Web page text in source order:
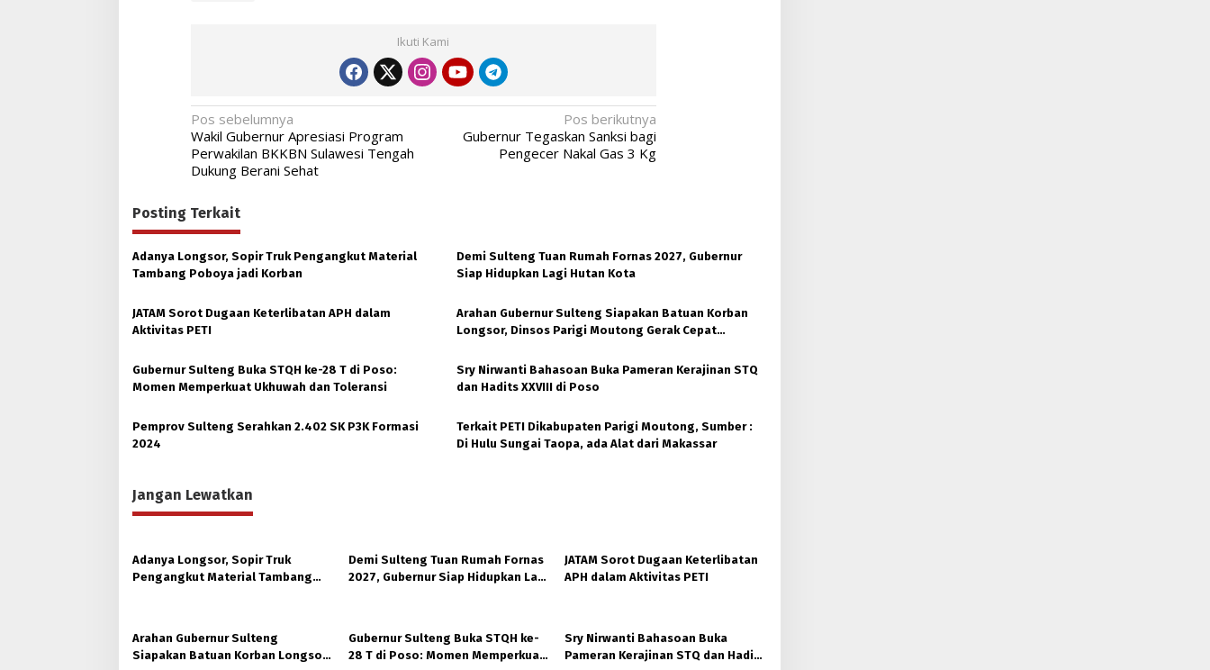
Ikuti Kami
Navigasi
pos
Pos sebelumnya
Wakil Gubernur Apresiasi Program
Perwakilan BKKBN Sulawesi Tengah
Dukung Berani Sehat
Pos berikutnya
Gubernur Tegaskan Sanksi bagi
Pengecer Nakal Gas 3 Kg
Posting Terkait
Adanya Longsor, Sopir Truk Pengangkut Material
Tambang Poboya jadi Korban
Demi Sulteng Tuan Rumah Fornas 2027, Gubernur
Siap Hidupkan Lagi Hutan Kota
JATAM Sorot Dugaan Keterlibatan APH dalam
Aktivitas PETI
Arahan Gubernur Sulteng Siapakan Batuan Korban
Longsor, Dinsos Parigi Moutong Gerak Cepat
Gubernur Sulteng Buka STQH ke-28 T di Poso:
Momen Memperkuat Ukhuwah dan Toleransi
Sry Nirwanti Bahasoan Buka Pameran Kerajinan STQ
dan Hadits XXVIII di Poso
Pemprov Sulteng Serahkan 2.402 SK P3K Formasi
2024
Terkait PETI Dikabupaten Parigi Moutong, Sumber :
Di Hulu Sungai Taopa, ada Alat dari Makassar
Jangan Lewatkan
Adanya Longsor, Sopir Truk
Pengangkut Material Tambang
Demi Sulteng Tuan Rumah Fornas
2027, Gubernur Siap Hidupkan Lagi
JATAM Sorot Dugaan Keterlibatan
APH dalam Aktivitas PETI
Arahan Gubernur Sulteng
Siapakan Batuan Korban Longsor,
Gubernur Sulteng Buka STQH ke-
28 T di Poso: Momen Memperkuat
Sry Nirwanti Bahasoan Buka
Pameran Kerajinan STQ dan Hadits